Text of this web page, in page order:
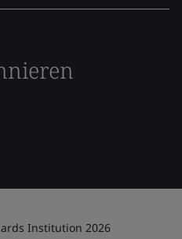
Institution 2026